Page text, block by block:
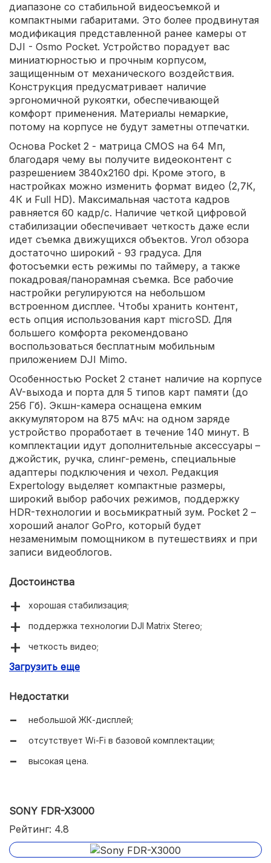
диапазоне со стабильной видеосъемкой и
компактными габаритами. Это более продвинутая
модификация представленной ранее камеры от
DJI - Osmo Pocket. Устройство порадует вас
миниатюрностью и прочным корпусом,
защищенным от механического воздействия.
Конструкция предусматривает наличие
эргономичной рукоятки, обеспечивающей
комфорт применения. Материалы немаркие,
потому на корпусе не будут заметны отпечатки.
Основа Pocket 2 - матрица CMOS на 64 Мп,
благодаря чему вы получите видеоконтент с
разрешением 3840х2160 dpi. Кроме этого, в
настройках можно изменить формат видео (2,7К,
4К и Full HD). Максимальная частота кадров
равняется 60 кадр/с. Наличие четкой цифровой
стабилизации обеспечивает четкость даже если
идет съемка движущихся объектов. Угол обзора
достаточно широкий - 93 градуса. Для
фотосъемки есть режимы по таймеру, а также
покадровая/панорамная съемка. Все рабочие
настройки регулируются на небольшом
встроенном дисплее. Чтобы хранить контент,
есть опция использования карт microSD. Для
большего комфорта рекомендовано
воспользоваться бесплатным мобильным
приложением DJI Mimo.
Особенностью Pocket 2 станет наличие на корпусе
AV-выхода и порта для 5 типов карт памяти (до
256 Гб). Экшн-камера оснащена емким
аккумулятором на 875 мАч: на одном заряде
устройство проработает в течение 140 минут. В
комплектации идут дополнительные аксессуары –
джойстик, ручка, слинг-ремень, специальные
адаптеры подключения и чехол. Редакция
Expertology выделяет компактные размеры,
широкий выбор рабочих режимов, поддержку
HDR-технологии и восьмикратный зум. Pocket 2 –
хороший аналог GoPro, который будет
незаменимым помощником в путешествиях и при
записи видеоблогов.
Достоинства
хорошая стабилизация;
поддержка технологии DJI Matrix Stereo;
четкость видео;
достаточный угол обзора;
эргономичная рукоятка;
умеренное энергопотребление.
Загрузить еще
Недостатки
небольшой ЖК-дисплей;
отсутствует Wi-Fi в базовой комплектации;
высокая цена.
SONY FDR-X3000
Рейтинг: 4.8